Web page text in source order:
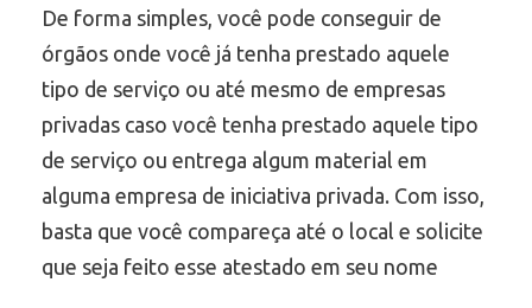
De forma simples, você pode conseguir de
órgãos onde você já tenha prestado aquele
tipo de serviço ou até mesmo de empresas
privadas caso você tenha prestado aquele tipo
de serviço ou entrega algum material em
alguma empresa de iniciativa privada. Com isso,
basta que você compareça até o local e solicite
que seja feito esse atestado em seu nome